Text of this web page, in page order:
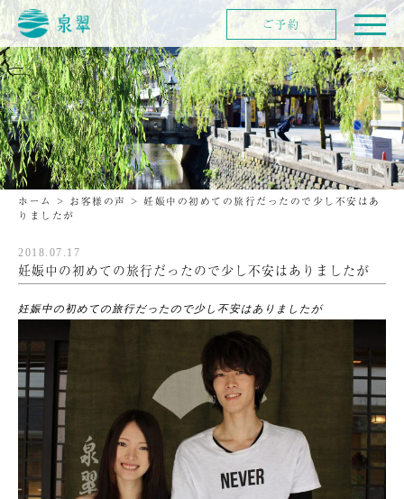
ホーム > お客様の声 > 妊娠中の初めての旅行だったので少し不安はあ
りましたが
2018.07.17
妊娠中の初めての旅行だったので少し不安はありましたが
妊娠中の初めての旅行だったので少し不安はありましたが
ご予約